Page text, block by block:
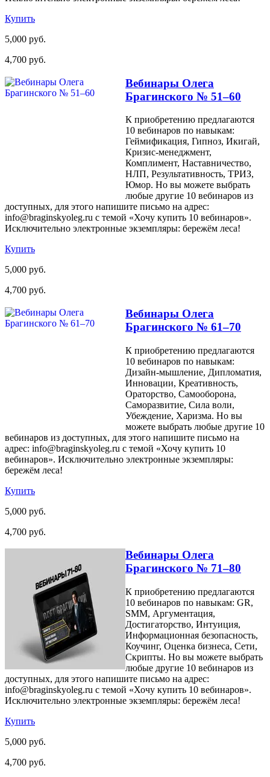
Купить
5,000 руб.
4,700 руб.
Вебинары Олега
Брагинского № 51–60
К приобретению предлагаются
10 вебинаров по навыкам:
Геймификация, Гипноз, Икигай,
Кризис-менеджмент,
Комплимент, Наставничество,
НЛП, Результативность, ТРИЗ,
Юмор. Но вы можете выбрать
любые другие 10 вебинаров из
доступных, для этого напишите письмо на адрес:
info@braginskyoleg.ru с темой «Хочу купить 10 вебинаров».
Исключительно электронные экземпляры: бережём леса!
Купить
5,000 руб.
4,700 руб.
Вебинары Олега
Брагинского № 61–70
К приобретению предлагаются
10 вебинаров по навыкам:
Дизайн-мышление, Дипломатия,
Инновации, Креативность,
Ораторство, Самооборона,
Саморазвитие, Сила воли,
Убеждение, Харизма. Но вы
можете выбрать любые другие 10
вебинаров из доступных, для этого напишите письмо на
адрес: info@braginskyoleg.ru с темой «Хочу купить 10
вебинаров». Исключительно электронные экземпляры:
бережём леса!
Купить
5,000 руб.
4,700 руб.
Вебинары Олега
Брагинского № 71–80
К приобретению предлагаются
10 вебинаров по навыкам: GR,
SMM, Аргументация,
Достигаторство, Интуиция,
Информационная безопасность,
Коучинг, Оценка бизнеса, Сети,
Скрипты. Но вы можете выбрать
любые другие 10 вебинаров из
доступных, для этого напишите письмо на адрес:
info@braginskyoleg.ru с темой «Хочу купить 10 вебинаров».
Исключительно электронные экземпляры: бережём леса!
Купить
5,000 руб.
4,700 руб.